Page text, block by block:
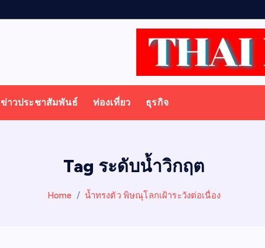
ข่าวประชาสัมพันธ์ ท่องเที่ยว ธุรกิจ
Tag ระดับน้ำวิกฤต
Home น้ำทรงตัว พิษณุโลกเฝ้าระวังต่อเนื่อง